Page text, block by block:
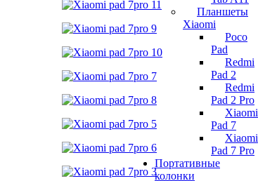
Планшеты
Xiaomi
Poco
Pad
Redmi
Pad 2
Redmi
Pad 2 Pro
Xiaomi
Pad 7
Xiaomi
Pad 7 Pro
Портативные
колонки